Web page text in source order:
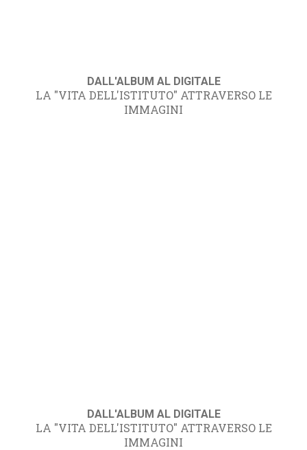
DALL'ALBUM AL DIGITALE
LA "VITA DELL'ISTITUTO" ATTRAVERSO LE
IMMAGINI
DALL'ALBUM AL DIGITALE
LA "VITA DELL'ISTITUTO" ATTRAVERSO LE
IMMAGINI